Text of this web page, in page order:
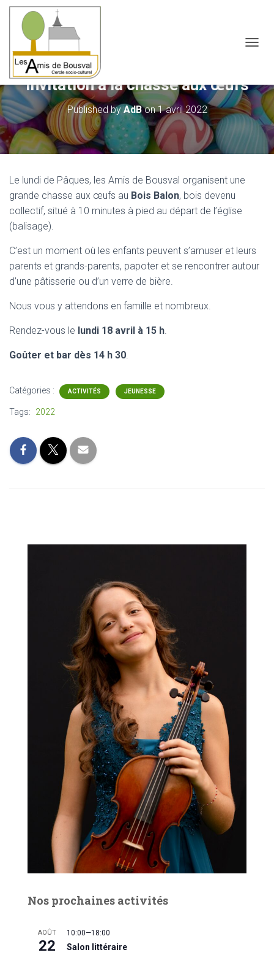
Invitation à la chasse aux œufs
Published byAdBon1 avril 2022
Le lundi de Pâques, les Amis de Bousval organisent une
grande chasse aux œufs au Bois Balon, bois devenu
collectif, situé à 10 minutes à pied au départ de l’église
(balisage).
C’est un moment où les enfants peuvent s’amuser et leurs
parents et grands-parents, papoter et se rencontrer autour
d’une pâtisserie ou d’un verre de bière.
Nous vous y attendons en famille et nombreux.
Rendez-vous le lundi 18 avril à 15 h.
Goûter et bar dès 14 h 30.
Catégories : ACTIVITÉS JEUNESSE
Tags: 2022
Nos prochaines activités
AOÛT
22
10:00—18:00
Salon littéraire